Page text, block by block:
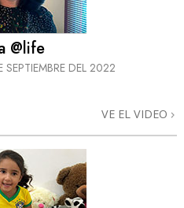
@life
SEPTIEMBRE DEL 2022
VE EL VIDEO